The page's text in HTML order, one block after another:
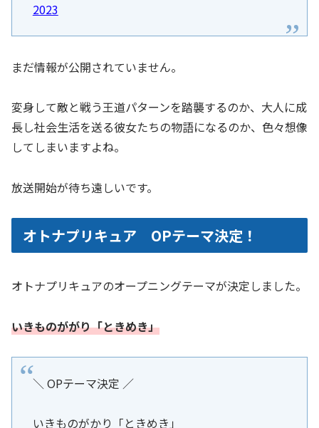
2023
まだ情報が公開されていません。
変身して敵と戦う王道パターンを踏襲するのか、大人に成
長し社会生活を送る彼女たちの物語になるのか、色々想像
してしまいますよね。
放送開始が待ち遠しいです。
オトナプリキュア OPテーマ決定！
オトナプリキュアのオープニングテーマが決定しました。
いきものががり「ときめき」
＼ OPテーマ決定 ／
いきものがかり「ときめき」